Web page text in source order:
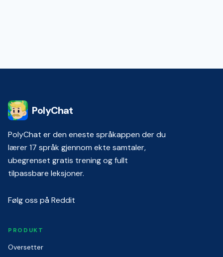
PolyChat
PolyChat er den eneste språkappen der du
lærer 17 språk gjennom ekte samtaler,
ubegrenset gratis trening og fullt
tilpassbare leksjoner.
Følg oss på Reddit
PRODUKT
Oversetter